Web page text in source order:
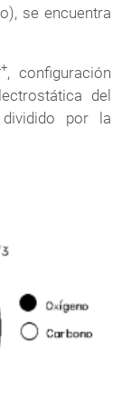
se encuentra
, configuración
del
por la